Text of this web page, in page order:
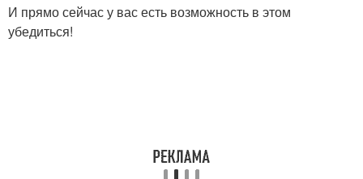
И прямо сейчас у вас есть возможность в этом
убедиться!